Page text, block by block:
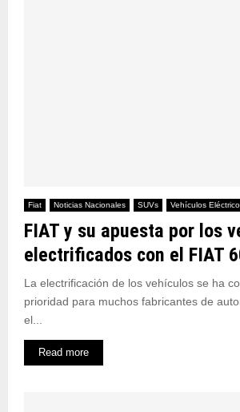
Fiat Noticias Nacionales SUVs Vehículos
FIAT y su apuesta por los
electrificados con el FIAT
La electrificación de los vehículos se ha
prioridad para muchos fabricantes de
el...
Read more